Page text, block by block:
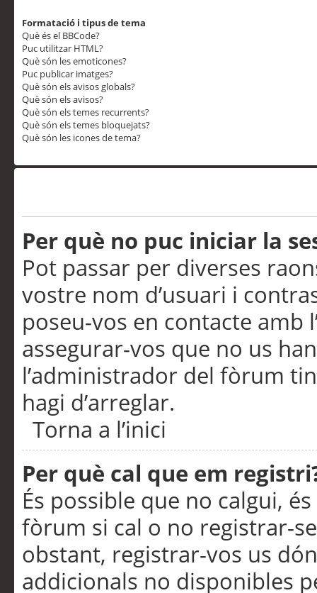
Formatació i tipus de tema
Què és el BBCode?
Puc utilitzar HTML?
Què són les emoticones?
Puc publicar imatges?
Què són els avisos globals?
Què són els avisos?
Què són els temes recurrents?
Què són els temes bloquejats?
Què són les icones de tema?
Per què no puc iniciar la
Pot passar per diverses
vostre nom d’usuari i
poseu-vos en contacte
assegurar-vos que no us
l’administrador del fòrum
hagi d’arreglar.
Torna a l’inici
Per què cal que em
És possible que no calgui,
fòrum si cal o no registrar-
obstant, registrar-vos us
addicionals no disponibles